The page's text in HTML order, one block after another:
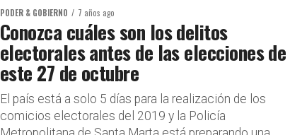
PODER & GOBIERNO 7 años ago
Conozca cuáles son los delitos
electorales antes de las elecciones de
este 27 de octubre
El país está a solo 5 días para la realización de los
comicios electorales del 2019 y la Policía